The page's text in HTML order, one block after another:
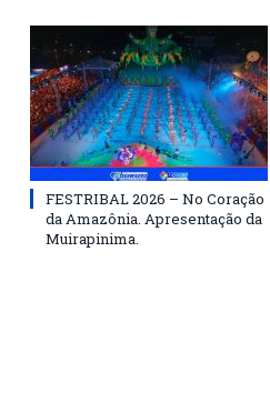
FESTRIBAL 2026 – No Coração
da Amazônia. Apresentação da
Muirapinima.